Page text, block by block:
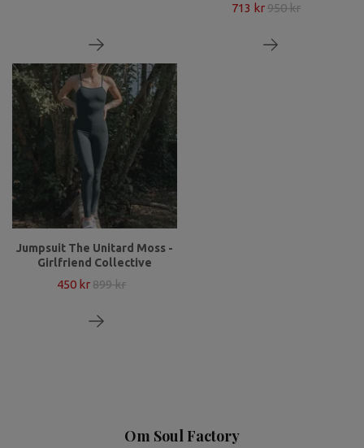
713 kr950 kr
Jumpsuit The Unitard Moss -
Girlfriend Collective
450 kr 899 kr
Om Soul Factory